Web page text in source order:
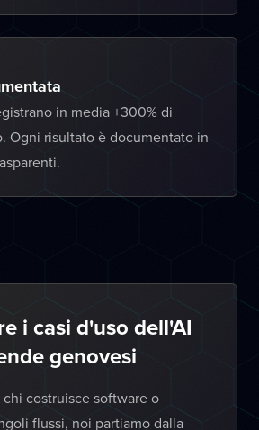
in media +300% di
Ogni risultato è documentato in
i casi d'uso dell'AI
genovesi
costruisce software o
flussi, noi partiamo dalla